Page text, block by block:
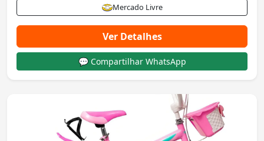
Mercado Livre
Ver Detalhes
💬 Compartilhar WhatsApp